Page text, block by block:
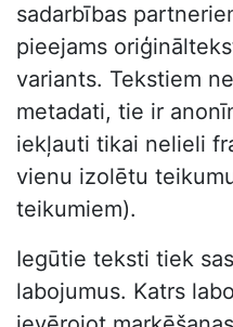
sadarbības
pieejams
variants. Tekstiem
metadati, tie ir
iekļauti tikai nelieli
vienu izolētu
teikumiem).
Iegūtie teksti tiek
labojumus. Katrs